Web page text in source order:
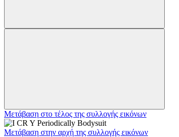
Μετάβαση στο τέλος της συλλογής εικόνων
Μετάβαση στην αρχή της συλλογής εικόνων